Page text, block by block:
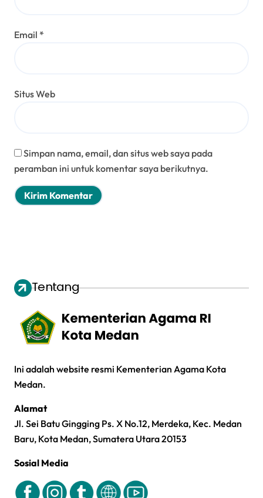
Email *
Situs Web
Simpan nama, email, dan situs web saya pada
peramban ini untuk komentar saya berikutnya.
Tentang
Ini adalah website resmi Kementerian Agama Kota
Medan.
Alamat
Jl. Sei Batu Gingging Ps. X No.12, Merdeka, Kec. Medan
Baru, Kota Medan, Sumatera Utara 20153
Sosial Media